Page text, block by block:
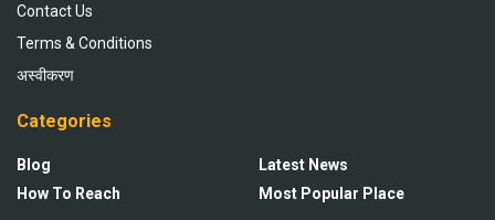
Contact Us
Terms & Conditions
अस्वीकरण
Categories
Blog
How To Reach
Latest News
Most Popular Place